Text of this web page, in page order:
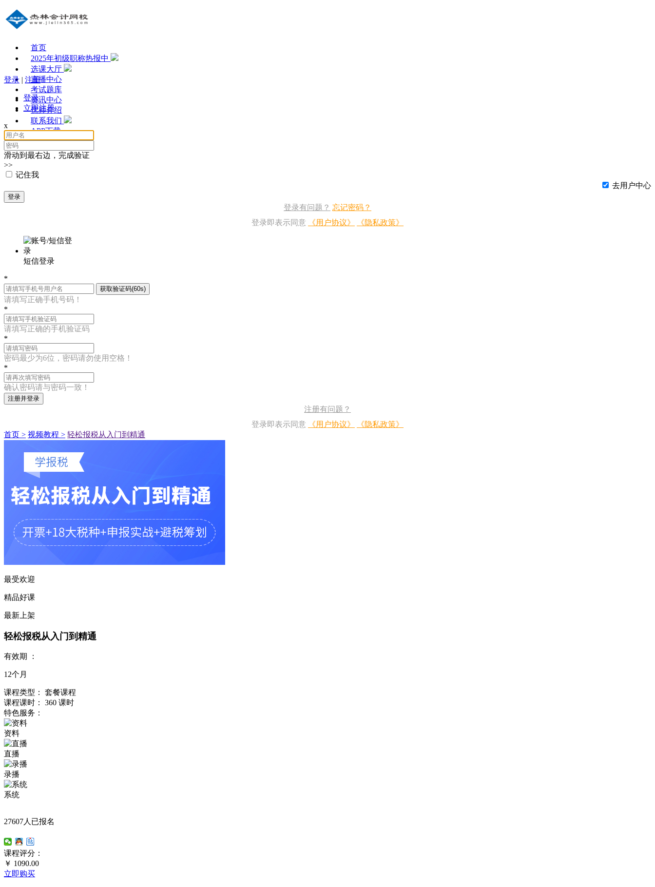
首页
2025年初级职称热报中
选课大厅
直播中心
考试题库
资讯中心
优师介绍
联系我们
APP下载
登录 | 注册
登录
立即注册
x
滑动到最右边，完成验证
>>
记住我
去用户中心
登录
登录有问题？ 忘记密码？
登录即表示同意
《用户协议》 《隐私政策》
短信登录
*
获取验证码(60s)
请填写正确手机号码！
*
请填写正确的手机验证码
*
密码最少为6位，密码请勿使用空格！
*
确认密码请与密码一致！
注册并登录
注册有问题？
登录即表示同意
《用户协议》
《隐私政策》
首页 > 视频教程 > 轻松报税从入门到精通
最受欢迎
精品好课
最新上架
轻松报税从入门到精通
有效期 ：
12个月
课程类型： 套餐课程
课程课时： 360 课时
特色服务：
资料
直播
录播
系统
27607人已报名
课程评分：
￥ 1090.00
立即购买